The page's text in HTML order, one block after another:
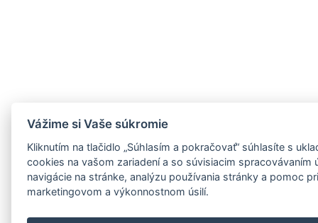
Vážime si Vaše súkromie
Kliknutím na tlačidlo „Súhlasím a pokračovať“ súhlasíte s
cookies na vašom zariadení a so súvisiacim spracovávaním
navigácie na stránke, analýzu používania stránky a pomoc
marketingovom a výkonnostnom úsilí.